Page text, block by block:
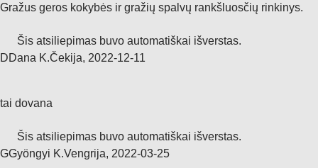
Gražus geros kokybės ir gražių spalvų rankšluosčių rinkinys.
Šis atsiliepimas buvo automatiškai išverstas.
DDana K.Čekija, 2022‑12‑11
tai dovana
Šis atsiliepimas buvo automatiškai išverstas.
GGyöngyi K.Vengrija, 2022‑03‑25